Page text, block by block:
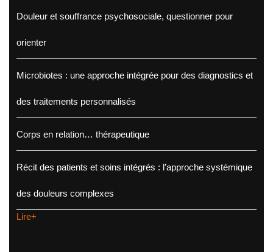
Douleur et souffrance psychosociale, questionner pour
orienter
Microbiotes : une approche intégrée pour des diagnostics et
des traitements personnalisés
Corps en relation… thérapeutique
Récit des patients et soins intégrés : l’approche systémique
des douleurs complexes
Lire+